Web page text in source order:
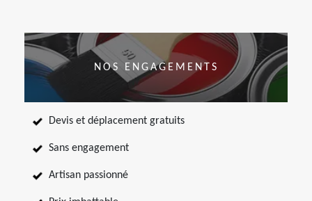
NOS ENGAGEMENTS
Devis et déplacement gratuits
Sans engagement
Artisan passionné